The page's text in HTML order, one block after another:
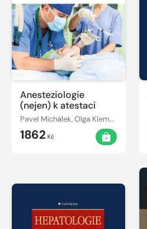
Anesteziologie
(nejen) k atestaci
Pavel Michálek, Olga Klementová, Tomáš Vymazal
1862 Kč